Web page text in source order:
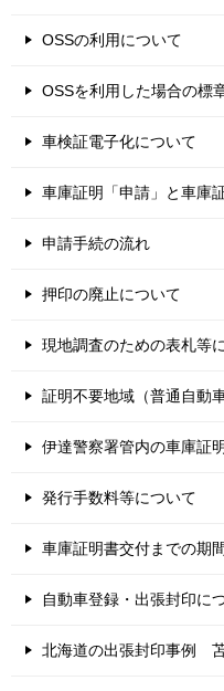
OSSの利用について
OSSを利用した場合の標
車検証電子化について
車庫証明「申請」と車庫
申請手続の流れ
押印の廃止について
現地調査のための表札等
証明不要地域（普通自動
伊達警察署管内の車庫証
発行手数料等について
車庫証明書交付までの期
自動車登録・出張封印に
北海道の出張封印事例